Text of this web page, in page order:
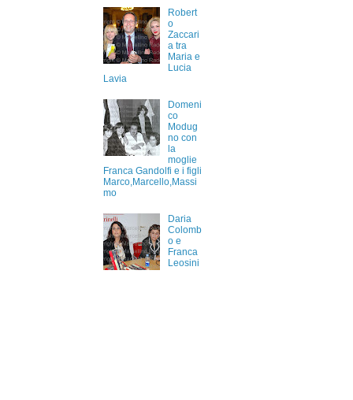
Robert
o
Zaccari
a tra
Maria e
Lucia
Lavia
Domeni
co
Modug
no con
la
moglie
Franca Gandolfi e i figli
Marco,Marcello,Massi
mo
Daria
Colomb
o e
Franca
Leosini